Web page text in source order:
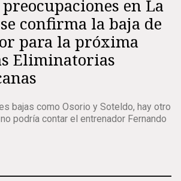
en La
confirma la baja de
para la próxima
Eliminatorias
bajas como Osorio y Soteldo, hay otro
podría contar el entrenador Fernando